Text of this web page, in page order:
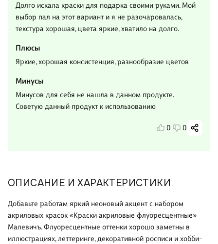
ОПИСАНИЕ И ХАРАКТЕРИСТИКИ
Добавьте работам яркий неоновый акцент с набором
акриловых красок «Краски акриловые флуоресцентные»
Малевичъ. Флуоресцентные оттенки хорошо заметны в
иллюстрациях, леттеринге, декоративной росписи и хобби-
Долго искала краски для подарка своими руками. Мой
выбор пал на этот вариант и я не разочаровалась,
текстура хорошая, цвета яркие, хватило на долго.
Плюсы
Яркие, хорошая консистенция, разнообразие цветов
Минусы
Минусов для себя не нашла в данном продукте.
Советую данный продукт к использованию
0 0